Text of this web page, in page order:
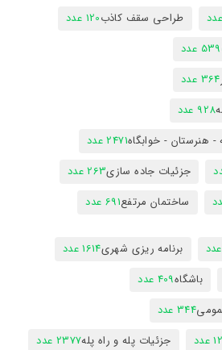
طراحی سقف کاذب120 عدد
عدد
364 عدد
928 عدد
هنرستان - خوابگاه2471 عدد
جزئیات جاده سازی263 عدد
ساختمان مرتفع691 عدد
برنامه ریزی شهری1614 عدد
باشگاه409 عدد
344 عدد
جزئیات پله و راه پله2377 عدد